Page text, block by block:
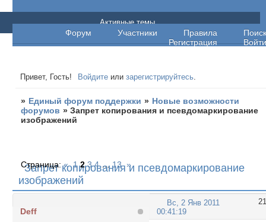
Единый форум поддержки
Форум Участники Правила
Поиск
Регистрация
Войти
Активные темы
Привет, Гость! Войдите илизарегистрируйтесь.
» Единый форум поддержки » Новые возможности
форумов »Запрет копирования и псевдомаркирование
изображений
Запрет копирования и псевдомаркирование
изображений
Страница:« 1 2 3 4 … 13 »
21
Вс, 2 Янв 2011
00:41:19
Deff